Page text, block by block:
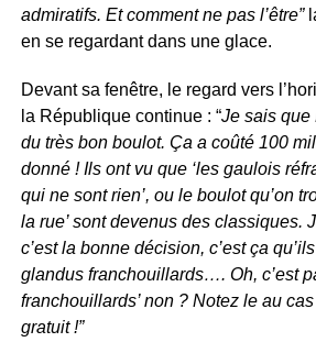
admiratifs. Et comment ne pas l’être”
en se regardant dans une glace.
Devant sa fenêtre, le regard vers
la République continue : “Je sais que
du très bon boulot. Ça a coûté 100
donné ! Ils ont vu que ‘les gaulois
qui ne sont rien’, ou le boulot qu’on
la rue’ sont devenus des classiques.
c’est la bonne décision, c’est ça
glandus franchouillards…. Oh, c’est
franchouillards’ non ? Notez le au
gratuit !”